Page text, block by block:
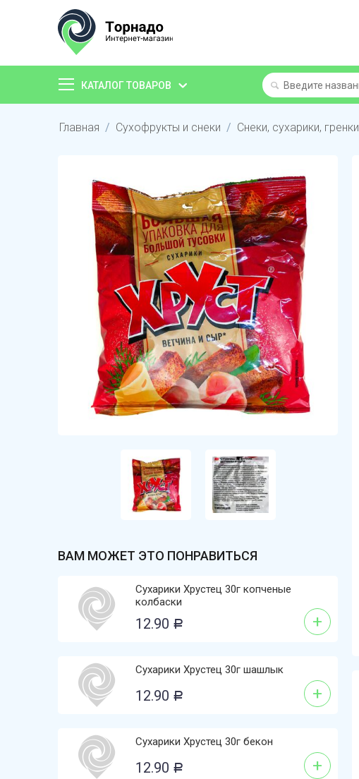
КАТАЛОГ ТОВАРОВ
Главная / Сухофрукты и снеки / Снеки, сухарики, гренки
ВАМ МОЖЕТ ЭТО ПОНРАВИТЬСЯ
Сухарики Хрустец 30г копченые
колбаски
12.90 Р +
Сухарики Хрустец 30г шашлык
12.90 Р +
Сухарики Хрустец 30г бекон
12.90 Р +